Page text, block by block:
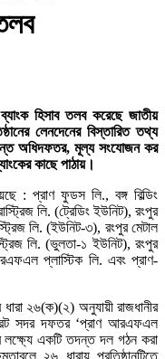
হিসাব তলব করেছে জাতীয়
লেনদেনের বিস্তারিত তথ্য
অধিদফতর, মূল্য সংযোজন কর
কাছে পাঠায়।
: প্রাণ ফুডস লি., বঙ্গ বিল্ডিং
লি. (ট্রেডিং ইউনিট), রংপুর
লি. (ইউনিট-৩), রংপুর মেটাল
লি. (ভুলতা-১ ইউনিট), রংপুর
প্লাস্টিক লি. এবং প্রাণ-
২৬(ক)(২) অনুযায়ী রাজধানীর
সদর দফতর ‘প্রাণ আরএফএল
লক্ষ্যে একটি তদন্ত দল গঠন করা
২৬ ধারায় প্রতিষ্ঠানটিতে